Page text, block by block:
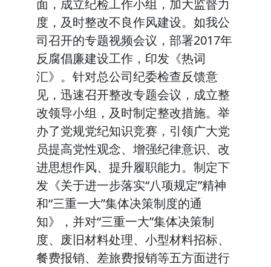
面，成立纪检工作小组，加大监督力
度，及时整改不良作风建设。如我公
司召开的专题视频会议，部署2017年
反腐倡廉建设工作，印发《热词
汇》。针对总公司纪委检查反馈意
见，迅速召开整改专题会议，成立整
改领导小组，及时制定整改措施。举
办了党规党纪知识竞赛，引领广大党
员提高党性观念、增强纪律意识、改
进思想作风、提升履职能力。制定下
发《关于进一步落实“八项规定”精神
和“三重一大”集体决策制度的通
知》，并对“三重一大”集体决策制
度、废旧材料处理、小型材料招标、
餐费报销、差旅费报销等五方面进行